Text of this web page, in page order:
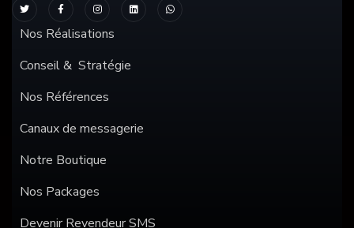
Nos Réalisations
Conseil & Stratégie
Nos Références
Canaux de messagerie
Notre Boutique
Nos Packages
Devenir Revendeur SMS